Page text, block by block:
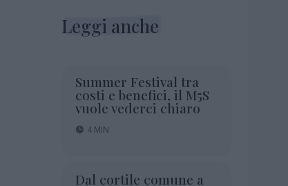
Leggi anche
Summer Festival tra
costi e benefici, il M5S
vuole vederci chiaro
4 MIN
Dal cortile comune a